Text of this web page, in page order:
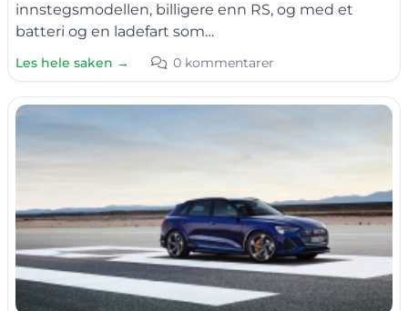
innstegsmodellen, billigere enn RS, og med et
batteri og en ladefart som…
Les hele saken → 0 kommentarer